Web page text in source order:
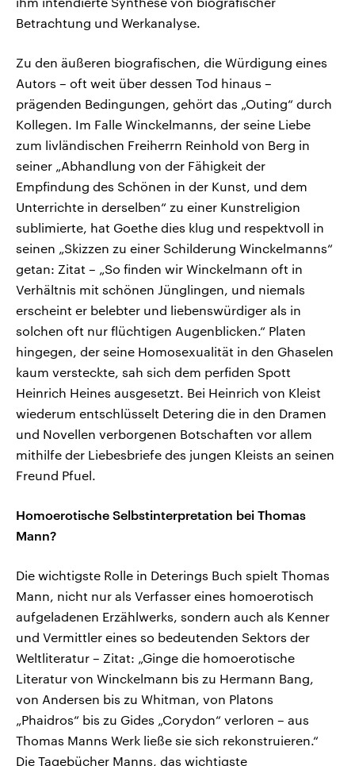
Betrachtung und Werkanalyse.
Zu den äußeren biografischen, die Würdigung eines
Autors – oft weit über dessen Tod hinaus –
prägenden Bedingungen, gehört das „Outing“ durch
Kollegen. Im Falle Winckelmanns, der seine Liebe
zum livländischen Freiherrn Reinhold von Berg in
seiner „Abhandlung von der Fähigkeit der
Empfindung des Schönen in der Kunst, und dem
Unterrichte in derselben“ zu einer Kunstreligion
sublimierte, hat Goethe dies klug und respektvoll in
seinen „Skizzen zu einer Schilderung Winckelmanns“
getan: Zitat – „So finden wir Winckelmann oft in
Verhältnis mit schönen Jünglingen, und niemals
erscheint er belebter und liebenswürdiger als in
solchen oft nur flüchtigen Augenblicken.“ Platen
hingegen, der seine Homosexualität in den Ghaselen
kaum versteckte, sah sich dem perfiden Spott
Heinrich Heines ausgesetzt. Bei Heinrich von Kleist
wiederum entschlüsselt Detering die in den Dramen
und Novellen verborgenen Botschaften vor allem
mithilfe der Liebesbriefe des jungen Kleists an seinen
Freund Pfuel.
Homoerotische Selbstinterpretation bei Thomas
Mann?
Die wichtigste Rolle in Deterings Buch spielt Thomas
Mann, nicht nur als Verfasser eines homoerotisch
aufgeladenen Erzählwerks, sondern auch als Kenner
und Vermittler eines so bedeutenden Sektors der
Weltliteratur – Zitat: „Ginge die homoerotische
Literatur von Winckelmann bis zu Hermann Bang,
von Andersen bis zu Whitman, von Platons
„Phaidros“ bis zu Gides „Corydon“ verloren – aus
Thomas Manns Werk ließe sie sich rekonstruieren.“
Die Tagebücher Manns, das wichtigste